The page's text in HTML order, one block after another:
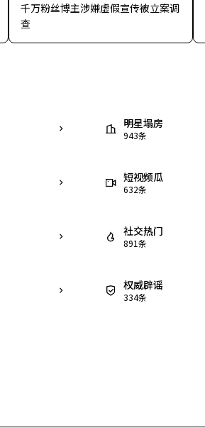
千万粉丝博主涉嫌虚假宣传被立案调
查
明星塌房
943条
短视频瓜
632条
社交热门
891条
权威辟谣
334条